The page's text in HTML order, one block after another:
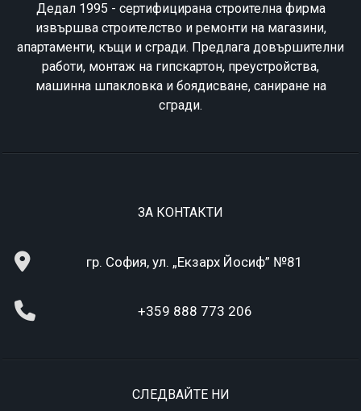
Дедал 1995 - сертифицирана строителна фирма
извършва строителство и ремонти на магазини,
апартаменти, къщи и сгради. Предлага довършителни
работи, монтаж на гипскартон, преустройства,
машинна шпакловка и боядисване, саниране на
сгради.
ЗА КОНТАКТИ
гр. София, ул. „Екзарх Йосиф” №81
+359 888 773 206
СЛЕДВАЙТЕ НИ